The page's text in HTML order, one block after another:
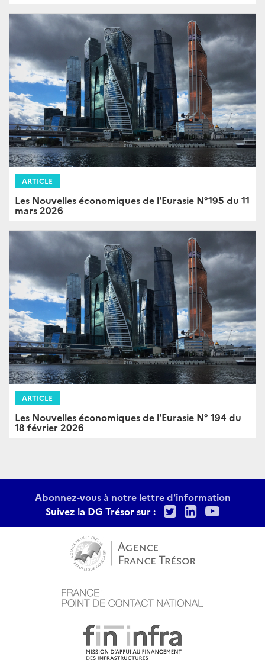
ARTICLE
Les Nouvelles économiques de l'Eurasie N°195 du 11
mars 2026
ARTICLE
Les Nouvelles économiques de l'Eurasie N° 194 du
18 février 2026
Abonnez-vous à notre lettre d'information
Suivez la DG Trésor sur :
TwitterLinkedIn